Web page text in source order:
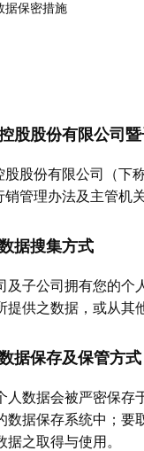
据保密措施
股股份有限公司
股股份有限公司（下
销管理办法及主管机
据搜集方式
及子公司拥有您的个
提供之数据，或从其
据保存及保管方式
人数据会被严密保存
数据保存系统中；要
据之取得与使用。